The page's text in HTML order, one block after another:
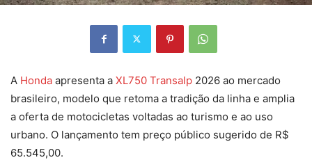
A Honda apresenta a XL750 Transalp 2026 ao mercado
brasileiro, modelo que retoma a tradição da linha e amplia
a oferta de motocicletas voltadas ao turismo e ao uso
urbano. O lançamento tem preço público sugerido de R$
65.545,00.